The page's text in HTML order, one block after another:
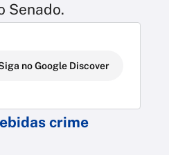
Senado.
no Google Discover
crime